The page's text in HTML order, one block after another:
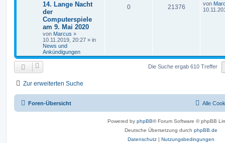
14. Lange Nacht
der
Computerspiele
am 9. Mai 2020
von Marcus »
10.11.2019, 20:27 » in
News und
Ankündigungen
0 21376 von
Die Suche ergab 610 Treffer
Zur erweiterten Suche
Foren-Übersicht Alle
Powered by phpBB® Forum Software © phpBB
Deutsche Übersetzung durch phpBB.de
Datenschutz | Nutzungsbedingungen